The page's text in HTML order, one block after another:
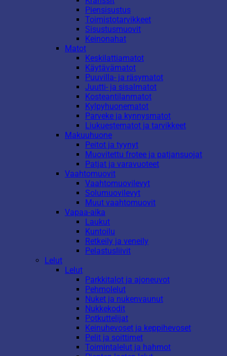
Piensisustus
Toimistotarvikkeet
Sisustusmuovit
Keinonahat
Matot
Keskilattiamatot
Käytävämatot
Puuvilla- ja räsymatot
Juutti- ja sisalmatot
Kosteantilanmatot
Kylpyhuonematot
Parveke ja kynnysmatot
Liukuestematot ja tarvikkeet
Makuuhuone
Peitot ja tyynyt
Muovitettu frotee ja patjansuojat
Patjat ja varavuoteet
Vaahtomuovit
Vaahtomuovilevyt
Solumuovilevyt
Muut vaahtomuovit
Vapaa-aika
Laukut
Kuntoilu
Retkeily ja veneily
Pelastusliivit
Lelut
Lelut
Parkkitalot ja ajoneuvot
Pehmolelut
Nuket ja nukenvaunut
Nukkekodit
Potkuttelijat
Keinuhevoset ja keppihevoset
Pelit ja soittimet
Toimintalelut ja hahmot